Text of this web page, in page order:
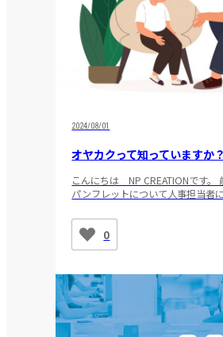
2024/08/01
オヤカクって知っていますか？
こんにちは NP CREATIONです。
パンフレットについて人事担当者
0